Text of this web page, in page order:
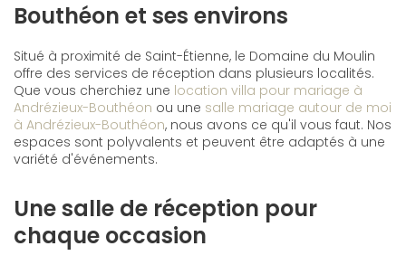
Bouthéon et ses environs
Situé à proximité de Saint-Étienne, le Domaine du Moulin
offre des services de réception dans plusieurs localités.
Que vous cherchiez une location villa pour mariage à
Andrézieux-Bouthéon ou une salle mariage autour de moi
à Andrézieux-Bouthéon, nous avons ce qu'il vous faut. Nos
espaces sont polyvalents et peuvent être adaptés à une
variété d'événements.
Une salle de réception pour
chaque occasion